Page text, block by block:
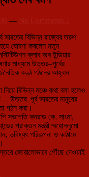
— No Comments ↓
ভারতের বিভিন্ন রাজ্যের তরুণ
ঘোষণা করলেন নতুন
ক্লাব অব ইন্ডিয়ার
মাধ্যমে উত্তর–পূর্বের
কণ্ঠ গঠনের আহ্বান
নিয়ে বিভিন্ন মঞ্চে কথা বলা হলেও
উত্তর–পূর্ব ভারতের মানুষের
গঠন করা।
সভাপতি কনরাড কে. সাংমা,
প্রাক্তন মন্ত্রী ম্মহোনলুমো
ভবিষ্যৎ পরিকল্পনা ও কাঠামো
জোরালোভাবে পৌঁছে দেওয়াই